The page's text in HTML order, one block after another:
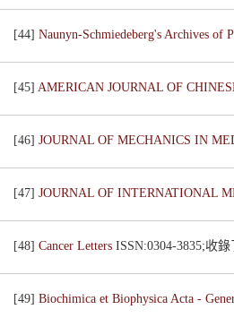
[44] Naunyn-Schmiedeberg's Archives of
[45] AMERICAN JOURNAL OF
[46] JOURNAL OF MECHANICS IN
[47] JOURNAL OF INTERNATIONAL
[48] Cancer Letters ISSN:0304-3835;收錄
[49] Biochimica et Biophysica Acta -